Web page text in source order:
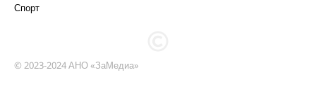
Спорт
© 2023-2024 АНО «ЗаМедиа»